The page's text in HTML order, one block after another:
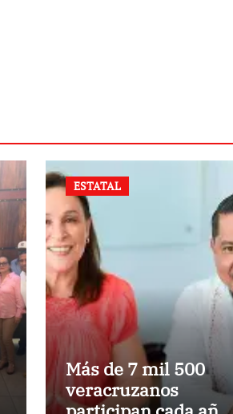
ESTATAL
Más de 7 mil 500
veracruzanos